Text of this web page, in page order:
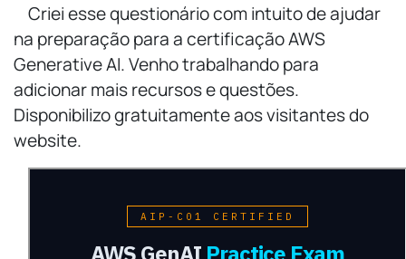
Criei esse questionário com intuito de ajudar
na preparação para a certificação AWS
Generative AI. Venho trabalhando para
adicionar mais recursos e questões.
Disponibilizo gratuitamente aos visitantes do
website.